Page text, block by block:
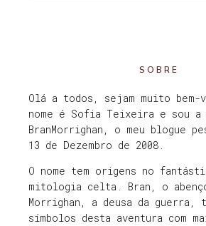
SOBRE
Olá a todos, sejam muito bem-
nome é Sofia Teixeira e sou a
BranMorrighan, o meu blogue
13 de Dezembro de 2008.
O nome tem origens no
mitologia celta. Bran, o
Morrighan, a deusa da guerra,
símbolos desta aventura com